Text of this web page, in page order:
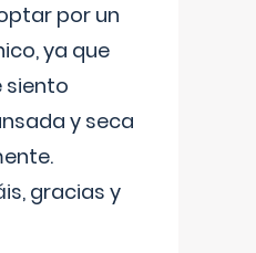
por un
ya que
siento
y seca
gracias y